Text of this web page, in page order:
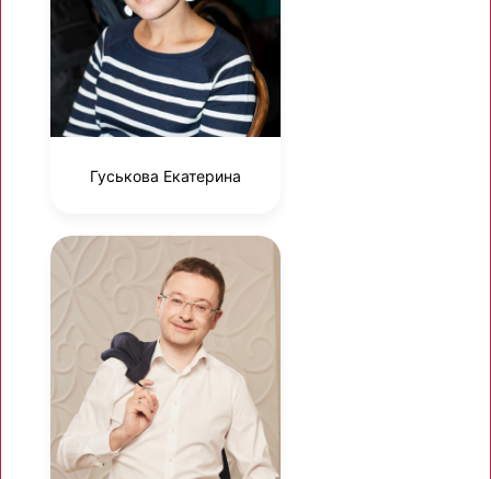
Гуськова Екатерина